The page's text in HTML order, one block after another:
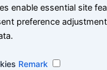
enable essential site
preference
Remark